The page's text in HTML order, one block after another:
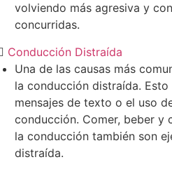
volviendo más agresiva y
concurridas.
Conducción Distraída
Una de las causas más
la conducción distraída.
mensajes de texto o el uso
conducción. Comer, beber y
la conducción también son
distraída.